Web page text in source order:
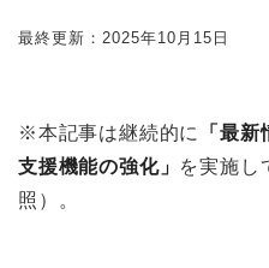
最終更新： 2025年10月15日
※本記事は継続的に
「最
支援機能の強化」 を実施し
照）。